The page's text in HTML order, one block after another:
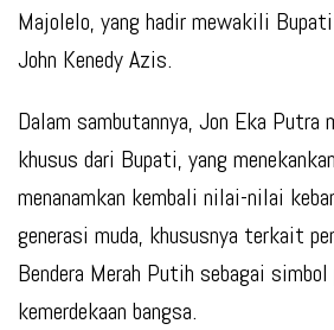
Majolelo, yang hadir mewakili
John Kenedy Azis.
Dalam sambutannya, Jon Eka Putra
khusus dari Bupati, yang
menanamkan kembali nilai-nilai
generasi muda, khususnya terkait
Bendera Merah Putih sebagai simbol
kemerdekaan bangsa.